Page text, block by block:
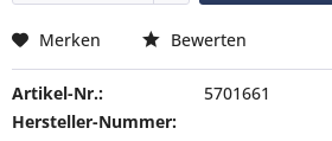
Merken Bewerten
Artikel-Nr.:
5701661
Hersteller-Nummer: